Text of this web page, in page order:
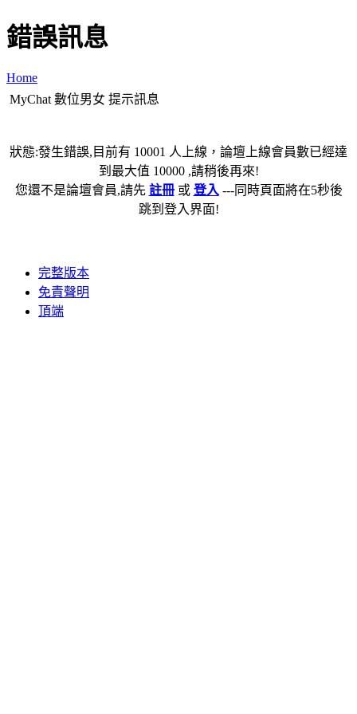
錯誤訊息
Home
MyChat 數位男女 提示訊息
狀態:發生錯誤,目前有 10001 人上線，論壇上線會員數已經達
到最大值 10000 ,請稍後再來!
您還不是論壇會員,請先 註冊或 登入 ---同時頁面將在5秒後
跳到登入界面!
完整版本
免責聲明
頂端